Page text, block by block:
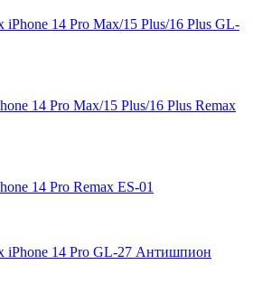
iPhone 14 Pro Max/15 Plus/16 Plus GL-
14 Pro Max/15 Plus/16 Plus Remax
14 Pro Remax ES-01
iPhone 14 Pro GL-27 Антишпион